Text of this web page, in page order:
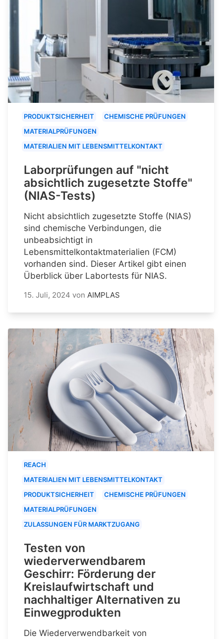
PRODUKTSICHERHEIT
CHEMISCHE PRÜFUNGEN
MATERIALPRÜFUNGEN
MATERIALIEN MIT LEBENSMITTELKONTAKT
Laborprüfungen auf "nicht
absichtlich zugesetzte Stoffe"
(NIAS-Tests)
Nicht absichtlich zugesetzte Stoffe (NIAS)
sind chemische Verbindungen, die
unbeabsichtigt in
Lebensmittelkontaktmaterialien (FCM)
vorhanden sind. Dieser Artikel gibt einen
Überblick über Labortests für NIAS.
15. Juli, 2024 von AIMPLAS
REACH
MATERIALIEN MIT LEBENSMITTELKONTAKT
PRODUKTSICHERHEIT
CHEMISCHE PRÜFUNGEN
MATERIALPRÜFUNGEN
ZULASSUNGEN FÜR MARKTZUGANG
Testen von
wiederverwendbarem
Geschirr: Förderung der
Kreislaufwirtschaft und
nachhaltiger Alternativen zu
Einwegprodukten
Die Wiederverwendbarkeit von